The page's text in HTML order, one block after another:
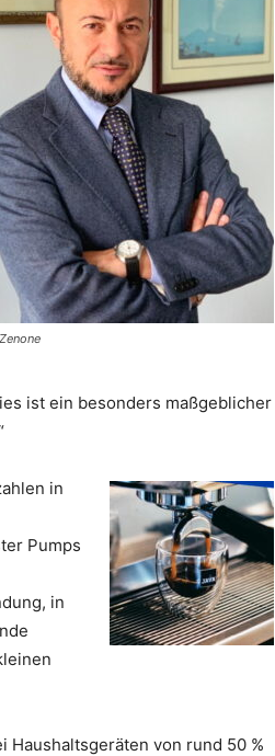
ist ein besonders maßgeblicher
in
Pumps
in
Haushaltsgeräten von rund 50 %